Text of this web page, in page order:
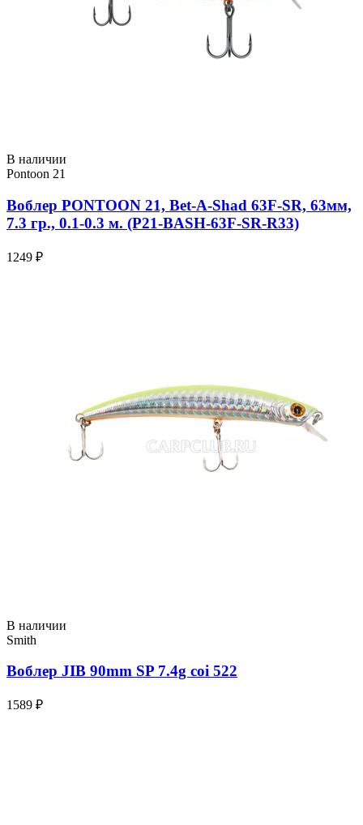
В наличии
Pontoon 21
Воблер PONTOON 21, Bet-A-Shad 63F-SR, 63мм,
7.3 гр., 0.1-0.3 м. (P21-BASH-63F-SR-R33)
1249 ₽
В наличии
Smith
Воблер JIB 90mm SP 7.4g coi 522
1589 ₽